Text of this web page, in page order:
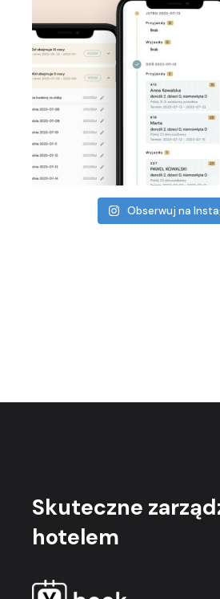
Obserwuj na
Skuteczne
hotelem